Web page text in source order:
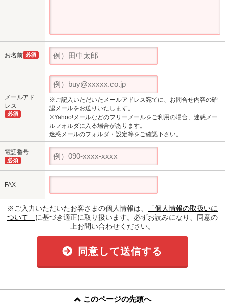
お名前 必須
メールアド
レス
必須
※ご記入いただいたメールアドレス宛てに、お問合せ内容の確
認メールをお送りいたします。
※Yahoo!メールなどのフリーメールをご利用の場合、迷惑メー
ルフォルダに入る場合があります。
迷惑メールのフォルダ・設定等をご確認下さい。
電話番号
必須
FAX
※ご入力いただいたお客さまの個人情報は、
「個人情報の取扱いに
ついて」 に基づき適正に取り扱います。必ずお読みになり、同意の
上お問い合わせください。
同意して送信する
このページの先頭へ